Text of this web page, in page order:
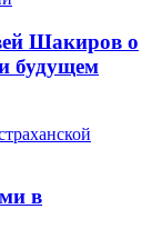
Шакиров о
будущем
в